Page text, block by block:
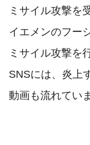
ミサイル攻撃を
イエメンのフー
ミサイル攻撃を
SNSには、炎上
動画も流れてい